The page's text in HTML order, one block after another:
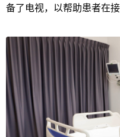
备了电视，以帮助患者在